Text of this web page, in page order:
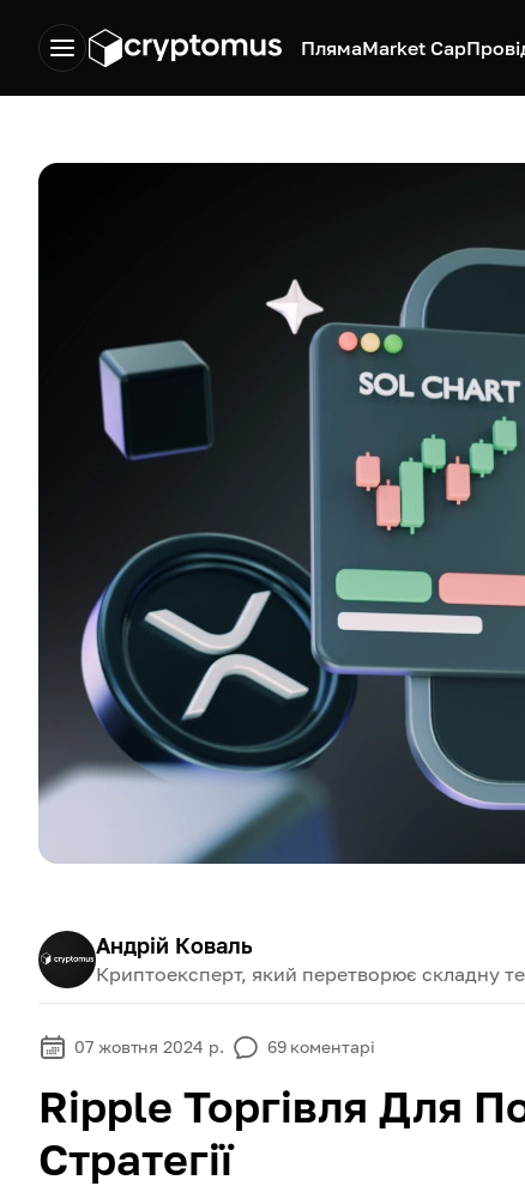
ПлямаMarket Cap
Андрій Коваль
Криптоексперт, який перетворює складну
07 жовтня 2024 р. 69 коментарі
Ripple Торгівля Для
Стратегії